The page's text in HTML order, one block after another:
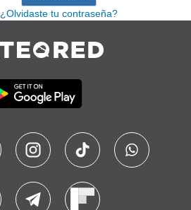
¿Olvidaste tu contraseña?